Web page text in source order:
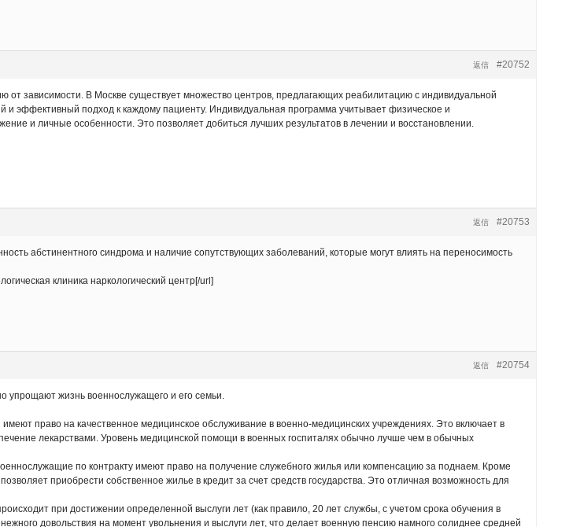
#20752
返信
от зависимости. В Москве существует множество центров, предлагающих реабилитацию с индивидуальной
и эффективный подход к каждому пациенту. Индивидуальная программа учитывает физическое и
и личные особенности. Это позволяет добиться лучших результатов в лечении и восстановлении.
#20753
返信
абстинентного синдрома и наличие сопутствующих заболеваний, которые могут влиять на переносимость
клиника наркологический центр[/url]
#20754
返信
упрощают жизнь военнослужащего и его семьи.
право на качественное медицинское обслуживание в военно-медицинских учреждениях. Это включает в
лекарствами. Уровень медицинской помощи в военных госпиталях обычно лучше чем в обычных
по контракту имеют право на получение служебного жилья или компенсацию за поднаем. Кроме
приобрести собственное жилье в кредит за счет средств государства. Это отличная возможность для
при достижении определенной выслуги лет (как правило, 20 лет службы, с учетом срока обучения в
довольствия на момент увольнения и выслуги лет, что делает военную пенсию намного солиднее средней